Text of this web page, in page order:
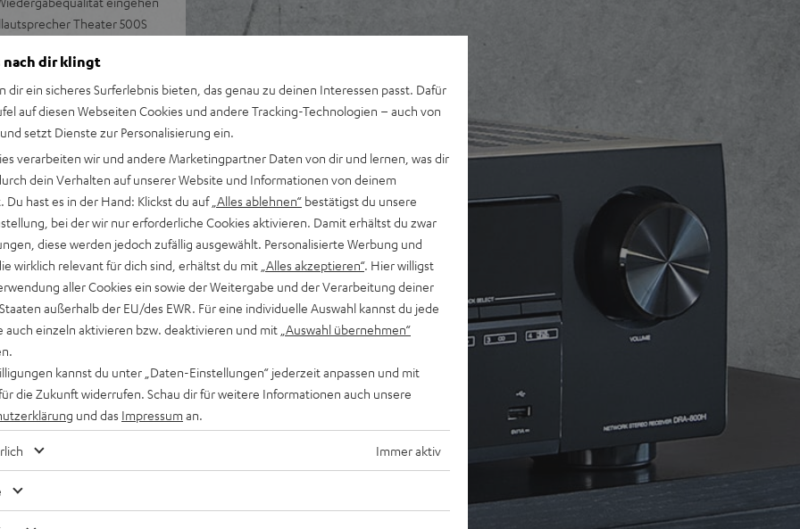
Theater 500S
Gegenüber dem
Stereo-AV-Netzwerk-
(15 m, 2,5
sowie weitere analoge
Unterstützung für 4K, 3D,
Google Assistant, Apple
Deezer, Spotify
TV-Receiver und mehr,
Kevlar-Membran, Time
magnetisch
Hörposition,
im Raum
nach dir klingt
dir ein sicheres Surferlebnis bieten, das genau zu deinen Interessen passt. Dafür
auf diesen Webseiten Cookies und andere Tracking-Technologien – auch von
setzt Dienste zur Personalisierung ein.
verarbeiten wir und andere Marketingpartner Daten von dir und lernen, was dir
dein Verhalten auf unserer Website und Informationen von deinem
Du hast es in der Hand: Klickst du auf „Alles ablehnen“ bestätigst du unsere
bei der wir nur erforderliche Cookies aktivieren. Damit erhältst du zwar
diese werden jedoch zufällig ausgewählt. Personalisierte Werbung und
wirklich relevant für dich sind, erhältst du mit „Alles akzeptieren“. Hier willigst
aller Cookies ein sowie der Weitergabe und der Verarbeitung deiner
außerhalb der EU/des EWR. Für eine individuelle Auswahl kannst du jede
auch einzeln aktivieren bzw. deaktivieren und mit „Auswahl übernehmen“
kannst du unter „Daten-Einstellungen“ jederzeit anpassen und mit
die Zukunft widerrufen. Schau dir für weitere Informationen auch unsere
und das Impressum an.
Immer aktiv